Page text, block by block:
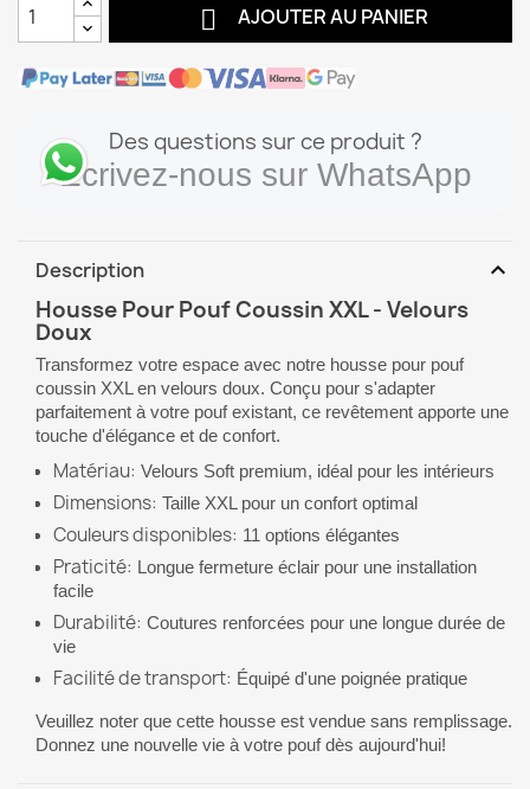
 AJOUTER AU PANIER
Des questions sur ce produit ?
Écrivez-nous sur WhatsApp
Description expand_more
Housse Pour Pouf Coussin XXL - Velours
Doux
Transformez votre espace avec notre housse pour pouf
coussin XXL en velours doux. Conçu pour s'adapter
parfaitement à votre pouf existant, ce revêtement apporte une
touche d'élégance et de confort.
Matériau: Velours Soft premium, idéal pour les intérieurs
Dimensions: Taille XXL pour un confort optimal
Couleurs disponibles: 11 options élégantes
Praticité: Longue fermeture éclair pour une installation
facile
Durabilité: Coutures renforcées pour une longue durée de
vie
Facilité de transport: Équipé d'une poignée pratique
Veuillez noter que cette housse est vendue sans remplissage.
Donnez une nouvelle vie à votre pouf dès aujourd'hui!